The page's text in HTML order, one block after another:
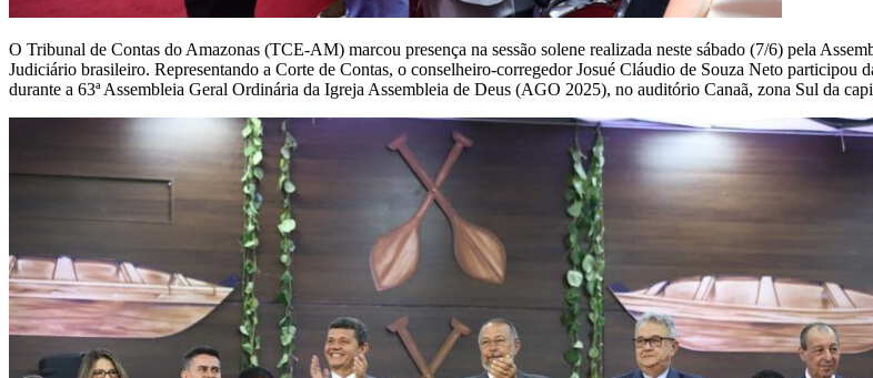
O Tribunal de Contas do Amazonas (TCE-AM) marcou presença na sessão solene realizada neste sábado (7/6) pela
Judiciário brasileiro. Representando a Corte de Contas, o conselheiro-corregedor Josué Cláudio de Souza Neto
durante a 63ª Assembleia Geral Ordinária da Igreja Assembleia de Deus (AGO 2025), no auditório Canaã, zona Sul da